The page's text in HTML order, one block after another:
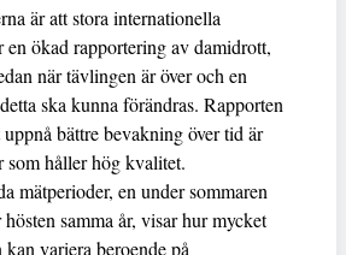
är att stora internationella
en ökad rapportering av damidrott,
när tävlingen är över och en
ska kunna förändras. Rapporten
uppnå bättre bevakning över tid är
som håller hög kvalitet.
mätperioder, en under sommaren
samma år, visar hur mycket
variera beroende på